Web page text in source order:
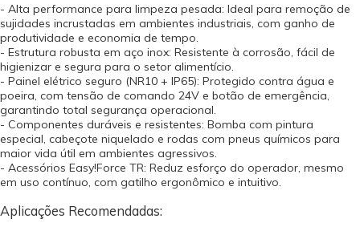
- Alta performance para limpeza pesada: Ideal para remoção de
sujidades incrustadas em ambientes industriais, com ganho de
produtividade e economia de tempo.
- Estrutura robusta em aço inox: Resistente à corrosão, fácil de
higienizar e segura para o setor alimentício.
- Painel elétrico seguro (NR10 + IP65): Protegido contra água e
poeira, com tensão de comando 24V e botão de emergência,
garantindo total segurança operacional.
- Componentes duráveis e resistentes: Bomba com pintura
especial, cabeçote niquelado e rodas com pneus químicos para
maior vida útil em ambientes agressivos.
- Acessórios Easy!Force TR: Reduz esforço do operador, mesmo
em uso contínuo, com gatilho ergonômico e intuitivo.
Aplicações Recomendadas: